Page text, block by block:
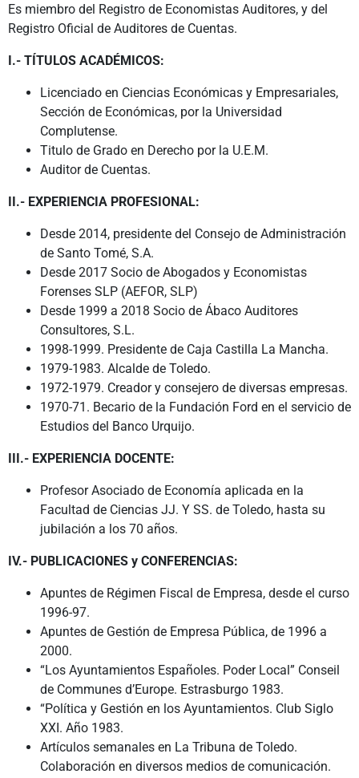
Es miembro del Registro de Economistas Auditores, y del
Registro Oficial de Auditores de Cuentas.
I.- TÍTULOS ACADÉMICOS:
Licenciado en Ciencias Económicas y Empresariales,
Sección de Económicas, por la Universidad
Complutense.
Titulo de Grado en Derecho por la U.E.M.
Auditor de Cuentas.
II.- EXPERIENCIA PROFESIONAL:
Desde 2014, presidente del Consejo de Administración
de Santo Tomé, S.A.
Desde 2017 Socio de Abogados y Economistas
Forenses SLP (AEFOR, SLP)
Desde 1999 a 2018 Socio de Ábaco Auditores
Consultores, S.L.
1998-1999. Presidente de Caja Castilla La Mancha.
1979-1983. Alcalde de Toledo.
1972-1979. Creador y consejero de diversas empresas.
1970-71. Becario de la Fundación Ford en el servicio de
Estudios del Banco Urquijo.
III.- EXPERIENCIA DOCENTE:
Profesor Asociado de Economía aplicada en la
Facultad de Ciencias JJ. Y SS. de Toledo, hasta su
jubilación a los 70 años.
IV.- PUBLICACIONES y CONFERENCIAS:
Apuntes de Régimen Fiscal de Empresa, desde el curso
1996-97.
Apuntes de Gestión de Empresa Pública, de 1996 a
2000.
“Los Ayuntamientos Españoles. Poder Local” Conseil
de Communes d’Europe. Estrasburgo 1983.
“Política y Gestión en los Ayuntamientos. Club Siglo
XXI. Año 1983.
Artículos semanales en La Tribuna de Toledo.
Colaboración en diversos medios de comunicación.